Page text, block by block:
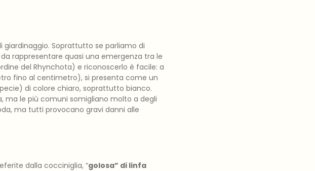
giardinaggio. Soprattutto se parliamo di
da rappresentare quasi una emergenza tra le
del Rhynchota) e riconoscerlo è facile: a
fino al centimetro), si presenta come un
di colore chiaro, soprattutto bianco.
ma le più comuni somigliano molto a degli
ma tutti provocano gravi danni alle
dalla cocciniglia, “golosa” di linfa